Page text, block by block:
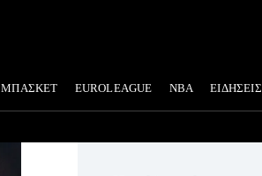
ΜΠΑΣΚΕΤ EUROLEAGUE NBA ΕΙΔΗΣΕΙΣ